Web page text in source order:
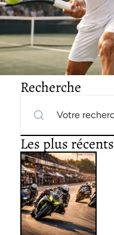
Recherche
Les plus récents